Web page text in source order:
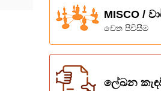
MISCO /
වෙත පිවිසීම
ලේඛන